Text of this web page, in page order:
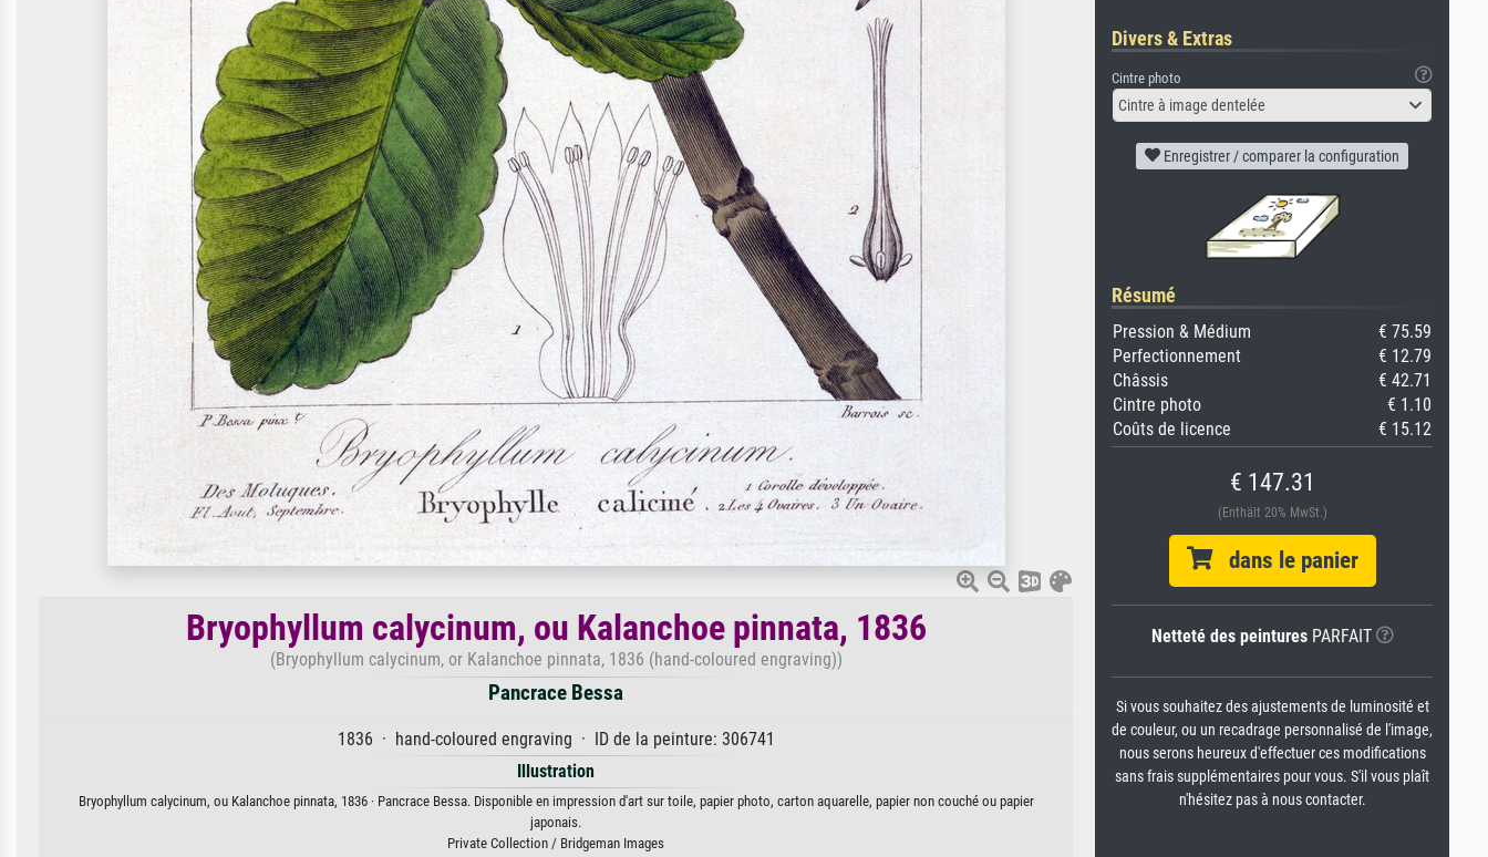
Bryophyllum calycinum, ou Kalanchoe pinnata, 1836
(Bryophyllum calycinum, or Kalanchoe pinnata, 1836 (hand-coloured engraving))
Pancrace Bessa
1836 · hand-coloured engraving · ID de la peinture: 306741
Illustration
Bryophyllum calycinum, ou Kalanchoe pinnata, 1836 · Pancrace Bessa. Disponible en impression d'art sur toile, papier photo, carton aquarelle, papier non couché ou papier
japonais.
Private Collection / Bridgeman Images
Divers & Extras
Cintre photo
Cintre à image dentelée
Enregistrer / comparer la configuration
Résumé
Pression & Médium
€ 75.59
Perfectionnement
€ 12.79
Châssis
€ 42.71
Cintre photo
€ 1.10
Coûts de licence
€ 15.12
€ 147.31
(Enthält 20% MwSt.)
dans le panier
Netteté des peinturesPARFAIT
Si vous souhaitez des ajustements de luminosité et
de couleur, ou un recadrage personnalisé de l'image,
nous serons heureux d'effectuer ces modifications
sans frais supplémentaires pour vous. S'il vous plaît
n'hésitez pas à nous contacter.